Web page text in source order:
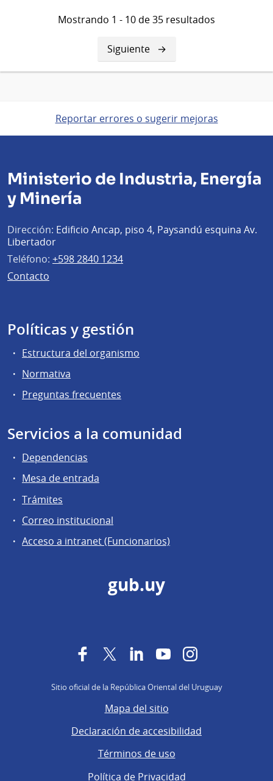
Mostrando 1 - 10 de 35 resultados
Siguiente
página
Siguiente
Reportar errores o sugerir mejoras
Ministerio de Industria, Energía
y Minería
Dirección: Edificio Ancap, piso 4, Paysandú esquina Av.
Libertador
Teléfono: +598 2840 1234
Contacto
Políticas y gestión
Estructura del organismo
Normativa
Preguntas frecuentes
Servicios a la comunidad
Dependencias
Mesa de entrada
Trámites
Correo institucional
Acceso a intranet (Funcionarios)
gub.uy
FacebookTwitter LinkedInYouTubeInstagram
Sitio oficial de la República Oriental del Uruguay
Mapa del sitio
Declaración de accesibilidad
Términos de uso
Política de Privacidad